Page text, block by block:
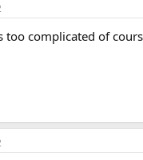
too complicated of